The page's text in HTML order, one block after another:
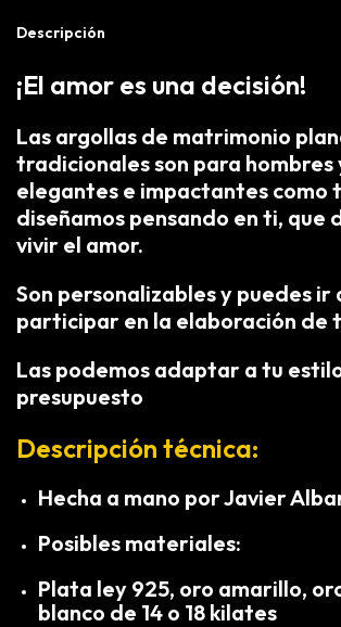
Descripción
¡El amor es una decisión!
Las argollas de matrimonio
tradicionales son para hombres
elegantes e impactantes como
diseñamos pensando en ti, que
vivir el amor.
Son personalizables y puedes
participar en la elaboración de
Las podemos adaptar a tu
presupuesto
Descripción técnica:
Hecha a mano por Javier
Posibles materiales:
Plata ley 925, oro amarillo,
blanco de 14 o 18 kilates